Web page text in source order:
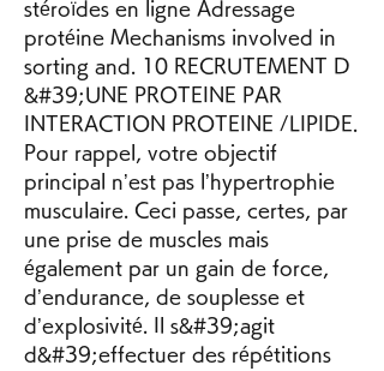
stéroïdes en ligne Adressage
protéine Mechanisms involved in
sorting and. 10 RECRUTEMENT D
&#39;UNE PROTEINE PAR
INTERACTION PROTEINE /LIPIDE.
Pour rappel, votre objectif
principal n’est pas l’hypertrophie
musculaire. Ceci passe, certes, par
une prise de muscles mais
également par un gain de force,
d’endurance, de souplesse et
d’explosivité. Il s&#39;agit
d&#39;effectuer des répétitions